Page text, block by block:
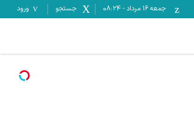
جمعه ۱۶ مرداد -
08:24 جستجو ورود